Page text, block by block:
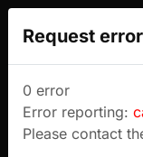
Request error
0 error
Error reporting:
Please contact